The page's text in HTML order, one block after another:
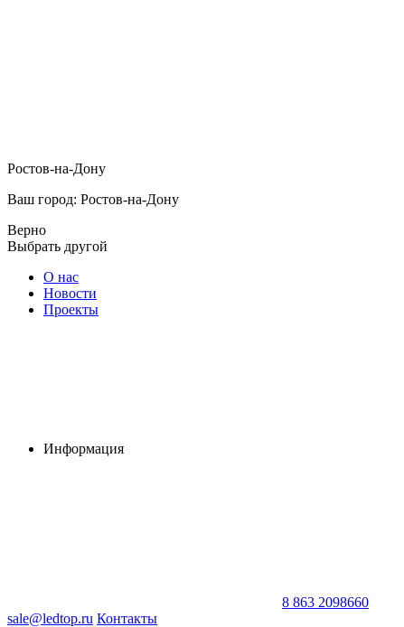
Ростов-на-Дону
Ваш город: Ростов-на-Дону
Верно
Выбрать другой
О нас
Новости
Проекты
Информация
8 863 2098660
sale@ledtop.ru Контакты